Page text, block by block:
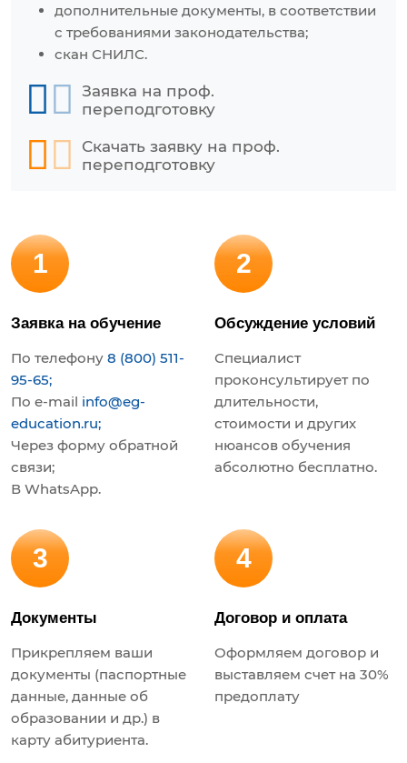
дополнительные документы, в соответствии
с требованиями законодательства;
скан СНИЛС.
Заявка на проф.
переподготовку
Скачать заявку на проф.
переподготовку
1
Заявка на обучение
По телефону 8 (800) 511-
95-65;
По e-mail info@eg-
education.ru;
Через форму обратной
связи;
В WhatsApp.
2
Обсуждение условий
Специалист
проконсультирует по
длительности,
стоимости и других
нюансов обучения
абсолютно бесплатно.
3
Документы
Прикрепляем ваши
документы (паспортные
данные, данные об
образовании и др.) в
карту абитуриента.
4
Договор и оплата
Оформляем договор и
выставляем счет на 30%
предоплату